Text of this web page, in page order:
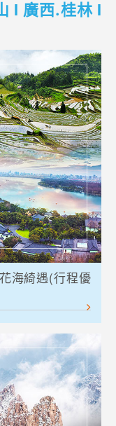
l 廣西.桂林 l
海綺遇(行程優